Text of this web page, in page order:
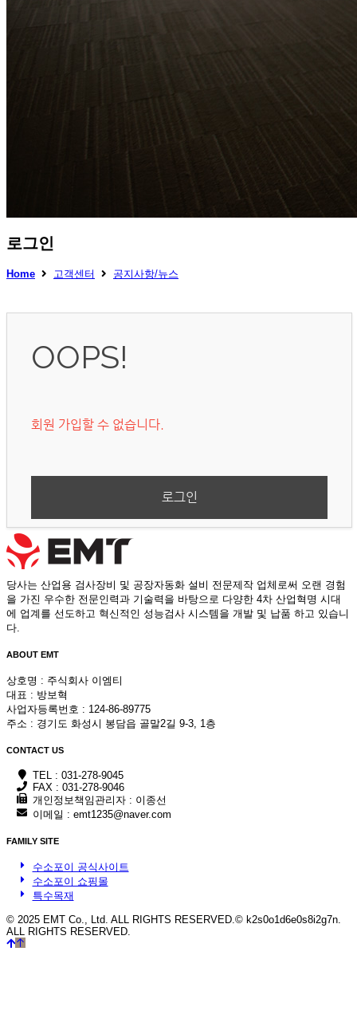
로그인
Home 고객센터 공지사항/뉴스
OOPS!
회원 가입할 수 없습니다.
로그인
당사는 산업용 검사장비 및 공장자동화 설비 전문제작 업체로써 오랜 경험
을 가진 우수한 전문인력과 기술력을 바탕으로 다양한 4차 산업혁명 시대
에 업계를 선도하고 혁신적인 성능검사 시스템을 개발 및 납품 하고 있습니
다.
ABOUT EMT
상호명 : 주식회사 이엠티
대표 : 방보혁
사업자등록번호 : 124-86-89775
주소 : 경기도 화성시 봉담읍 골말2길 9-3, 1층
CONTACT US
TEL : 031-278-9045
FAX : 031-278-9046
개인정보책임관리자 : 이종선
이메일 : emt1235@naver.com
FAMILY SITE
수소포이 공식사이트
수소포이 쇼핑몰
특수목재
© 2025 EMT Co., Ltd. ALL RIGHTS RESERVED. © k2s0o1d6e0s8i2g7n.
ALL RIGHTS RESERVED.